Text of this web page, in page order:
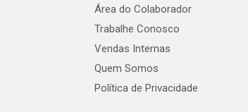
Área do Colaborador
Trabalhe Conosco
Vendas Internas
Quem Somos
Política de Privacidade